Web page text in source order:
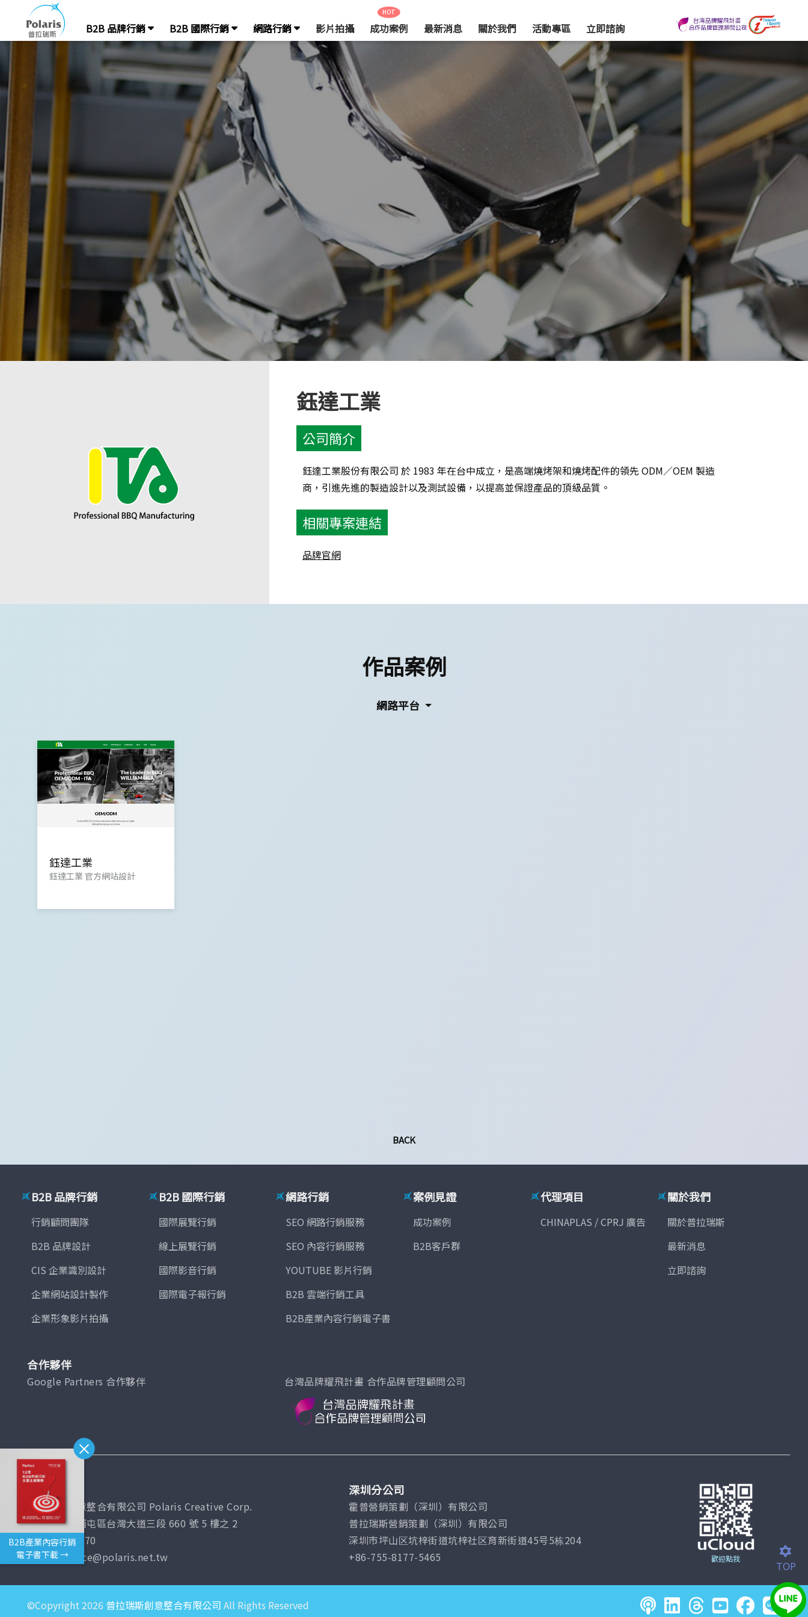
B2B 品牌行銷 B2B 國際行銷 網路行銷 影片拍攝
HOT
成功案例 最新消息 關於我們 活動專區 立即諮詢
B2B產業內容行銷
電子書下載 →
鈺達工業
公司簡介
鈺達工業股份有限公司 於 1983 年在台中成立，是高端燒烤架和燒烤配件的領先 ODM／OEM 製造
商，引進先進的製造設計以及測試設備，以提高並保證產品的頂級品質。
相關專案連結
品牌官網
作品案例
網路平台
鈺達工業
鈺達工業 官方網站設計
BACK
B2B 品牌行銷
行銷顧問團隊
B2B 品牌設計
CIS 企業識別設計
企業網站設計製作
企業形象影片拍攝
B2B 國際行銷
國際展覽行銷
線上展覽行銷
國際影音行銷
國際電子報行銷
網路行銷
SEO 網路行銷服務
SEO 內容行銷服務
YOUTUBE 影片行銷
B2B 雲端行銷工具
B2B產業內容行銷電子書
案例見證
成功案例
B2B客戶群
代理項目
CHINAPLAS / CPRJ 廣告
關於我們
關於普拉瑞斯
最新消息
立即諮詢
合作夥伴
Google Partners 合作夥伴 台灣品牌耀飛計畫 合作品牌管理顧問公司
台灣總公司
普拉瑞斯創意整合有限公司 Polaris Creative Corp.
407 台中市西屯區台灣大道三段 660 號 5 樓之 2
(04)2451-7070
Email: service@polaris.net.tw
深圳分公司
霍普營銷策劃（深圳）有限公司
普拉瑞斯營銷策劃（深圳）有限公司
深圳市坪山区坑梓街道坑梓社区育新街道45号5栋204
+86-755-8177-5465
歡迎點我
©Copyright 2026 普拉瑞斯創意整合有限公司 All Rights Reserved
TOP